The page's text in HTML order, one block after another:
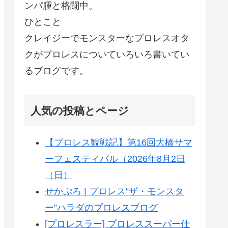
ンパ腫と格闘中。
ひとこと
クレイジーでモンスターなプロレスオタ
クがプロレスについていろいろ書いてい
るブログです。
人気の投稿とページ
【プロレス観戦記】第16回大橋サマ
ーフェスティバル（2026年8月2日
（日）
せかぷろ | プロレス“ザ・モンスタ
ー”ハラダのプロレスブログ
[プロレスラー] プロレススーパー仕